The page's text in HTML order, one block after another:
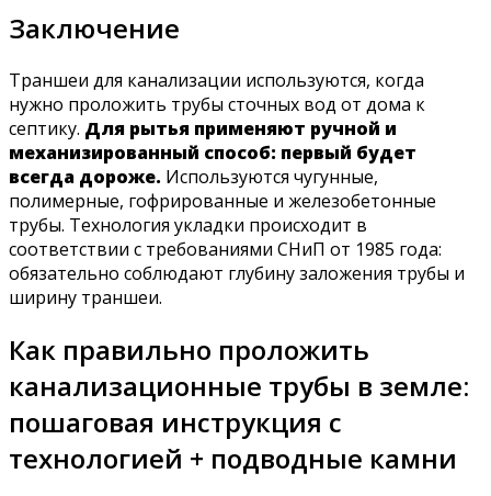
Заключение
Траншеи для канализации используются, когда
нужно проложить трубы сточных вод от дома к
септику. Для рытья применяют ручной и
механизированный способ: первый будет
всегда дороже. Используются чугунные,
полимерные, гофрированные и железобетонные
трубы. Технология укладки происходит в
соответствии с требованиями СНиП от 1985 года:
обязательно соблюдают глубину заложения трубы и
ширину траншеи.
Как правильно проложить
канализационные трубы в земле:
пошаговая инструкция с
технологией + подводные камни